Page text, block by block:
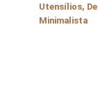
Utensílios,
Minimalista